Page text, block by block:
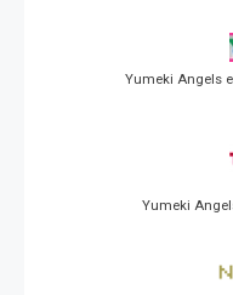
Yumeki Angels
Yumeki